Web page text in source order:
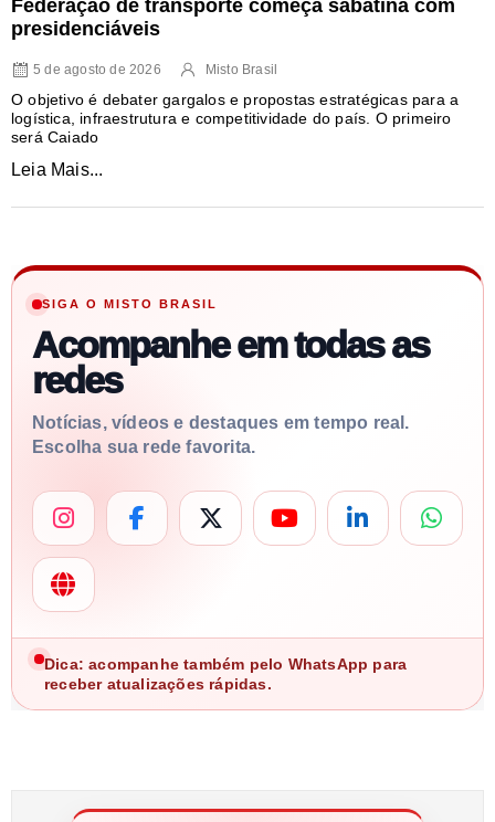
Federação de transporte começa sabatina com
presidenciáveis
5 de agosto de 2026 Misto Brasil
O objetivo é debater gargalos e propostas estratégicas para a
logística, infraestrutura e competitividade do país. O primeiro
será Caiado
Leia Mais...
SIGA O MISTO BRASIL
Acompanhe em todas as
redes
Notícias, vídeos e destaques em tempo real.
Escolha sua rede favorita.
Dica: acompanhe também pelo WhatsApp para
receber atualizações rápidas.